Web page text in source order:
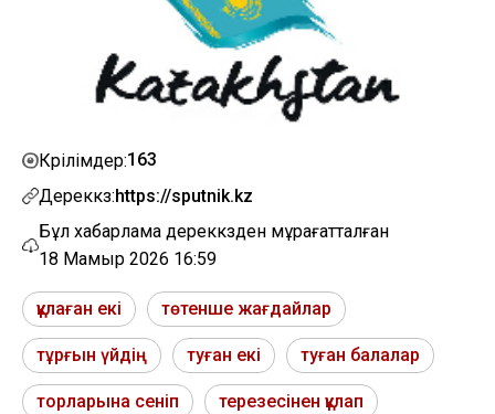
Көрілімдер:163
Дереккөз:https://sputnik.kz
Бұл хабарлама дереккөзден мұрағатталған
18 Мамыр 2026 16:59
құлаған екі төтенше жағдайлар
тұрғын үйдің туған екі туған балалар
торларына сеніп терезесінен құлап